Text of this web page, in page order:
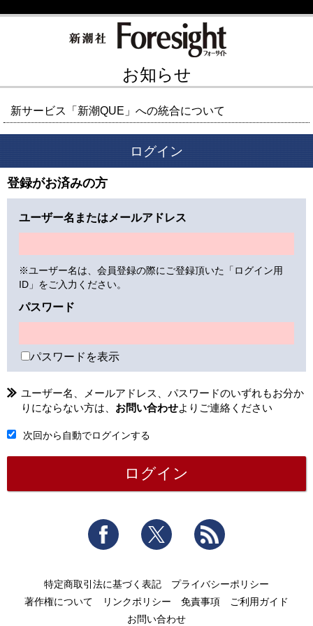
お知らせ
新サービス「新潮QUE」への統合について
ログイン
登録がお済みの方
ユーザー名またはメールアドレス
※ユーザー名は、会員登録の際にご登録頂いた「ログイン用
ID」をご入力ください。
パスワード
パスワードを表示
ユーザー名、メールアドレス、パスワードのいずれもお分か
りにならない方は、 お問い合わせよりご連絡ください
次回から自動でログインする
Facebook Twitter
特定商取引法に基づく表記
プライバシーポリシー
著作権について
リンクポリシー 免責事項
ご利用ガイド
お問い合わせ